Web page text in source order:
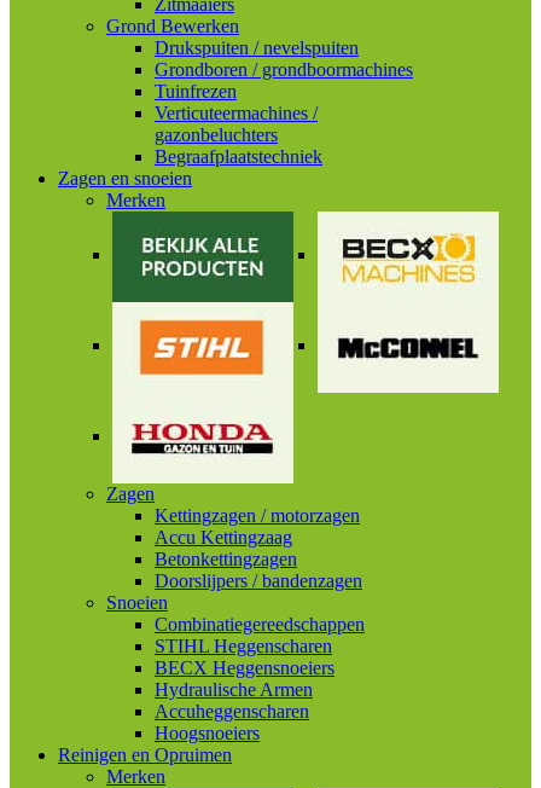
Zitmaaiers
Grond Bewerken
Drukspuiten / nevelspuiten
Grondboren / grondboormachines
Tuinfrezen
Verticuteermachines /
gazonbeluchters
Begraafplaatstechniek
Zagen en snoeien
Merken
Zagen
Kettingzagen / motorzagen
Accu Kettingzaag
Betonkettingzagen
Doorslijpers / bandenzagen
Snoeien
Combinatiegereedschappen
STIHL Heggenscharen
BECX Heggensnoeiers
Hydraulische Armen
Accuheggenscharen
Hoogsnoeiers
Reinigen en Opruimen
Merken